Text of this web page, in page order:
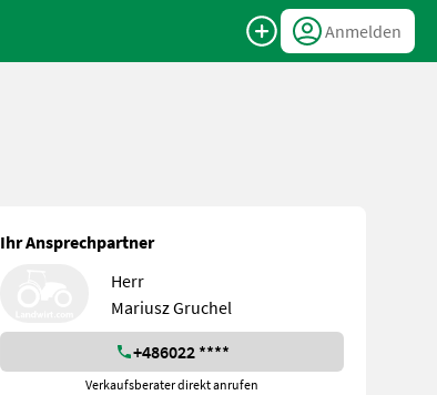
Anmelden
Ihr Ansprechpartner
Herr
Mariusz Gruchel
+486022 ****
Verkaufsberater direkt anrufen